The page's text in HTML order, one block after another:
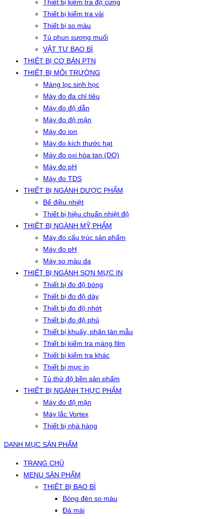
Thiết bị kiểm tra độ cứng
Thiết bị kiểm tra vải
Thiết bị so màu
Tủ phun sương muối
VẬT TƯ BAO BÌ
THIẾT BỊ CƠ BẢN PTN
THIẾT BỊ MÔI TRƯỜNG
Màng lọc sinh học
Máy đo đa chỉ tiêu
Máy đo độ dẫn
Máy đo độ mặn
Máy đo ion
Máy đo kích thước hạt
Máy đo oxi hòa tan (DO)
Máy đo pH
Máy đo TDS
THIẾT BỊ NGÀNH DƯỢC PHẨM
Bể điều nhiệt
Thiết bị hiệu chuẩn nhiệt độ
THIẾT BỊ NGÀNH MỸ PHẨM
Máy đo cấu trúc sản phẩm
Máy đo pH
Máy so màu da
THIẾT BỊ NGÀNH SƠN MỰC IN
Thiết bị đo độ bóng
Thiết bị đo độ dày
Thiết bị đo độ nhớt
Thiết bị đo độ phủ
Thiết bị khuấy, phân tán mẫu
Thiết bị kiểm tra màng film
Thiết bị kiểm tra khác
Thiết bị mực in
Tủ thử độ bền sản phẩm
THIẾT BỊ NGÀNH THỰC PHẨM
Máy đo độ mặn
Máy lắc Vortex
Thiết bị nhà hàng
DANH MỤC SẢN PHẨM
TRANG CHỦ
MENU SẢN PHẨM
THIẾT BỊ BAO BÌ
Bóng đèn so màu
Đá mài